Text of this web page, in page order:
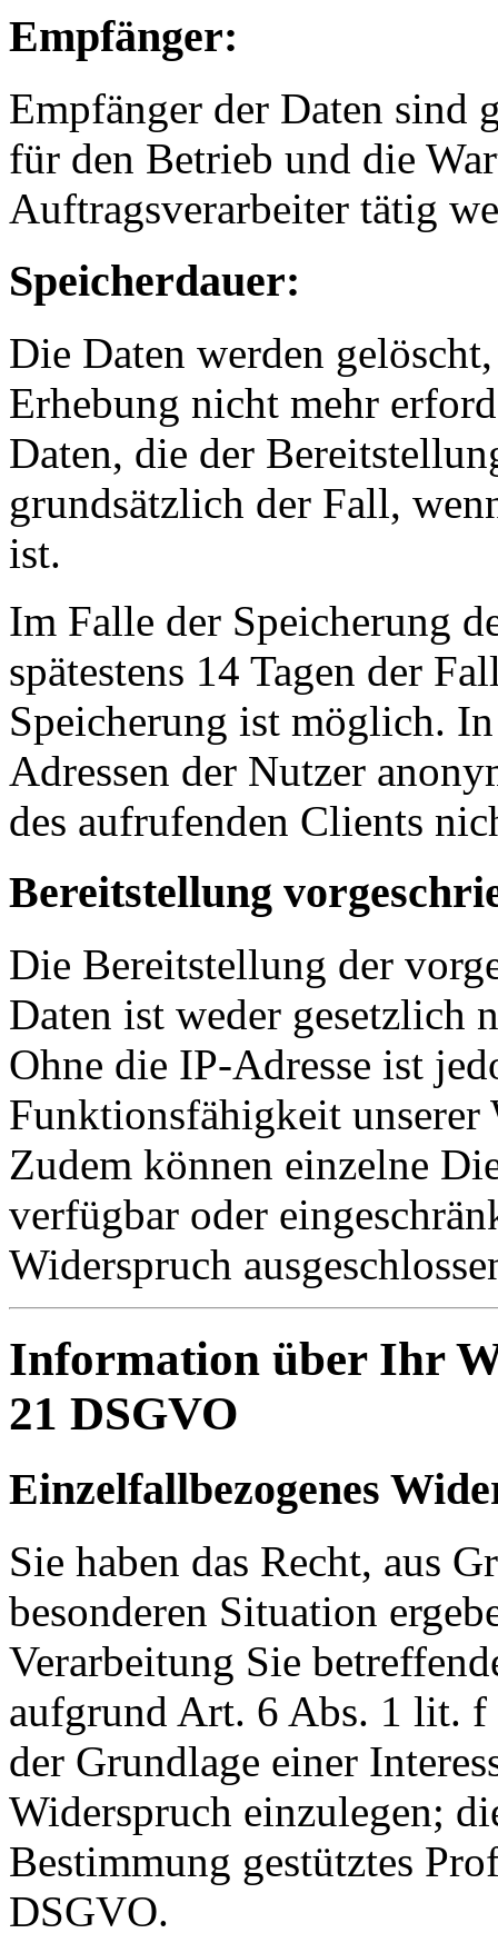
Empfänger:
Empfänger der Daten sind
für den Betrieb und die
Auftragsverarbeiter tätig
Speicherdauer:
Die Daten werden
Erhebung nicht mehr
Daten, die der
grundsätzlich der Fall,
ist.
Im Falle der Speicherung
spätestens 14 Tagen der
Speicherung ist möglich.
Adressen der Nutzer
des aufrufenden Clients
Bereitstellung
Die Bereitstellung der
Daten ist weder gesetzlich
Ohne die IP-Adresse ist
Funktionsfähigkeit unserer
Zudem können einzelne
verfügbar oder
Widerspruch
Information über Ihr
21 DSGVO
Einzelfallbezogenes
Sie haben das Recht, aus
besonderen Situation
Verarbeitung Sie
aufgrund Art. 6 Abs. 1 lit.
der Grundlage einer
Widerspruch einzulegen;
Bestimmung gestütztes
DSGVO.